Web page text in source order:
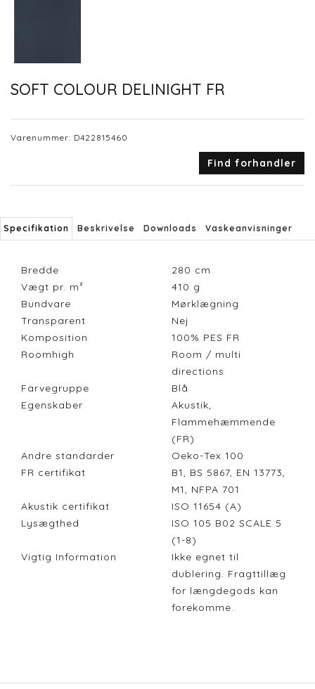
SOFT COLOUR DELINIGHT FR
Varenummer: D422815460
Find forhandler
Specifikation Beskrivelse Downloads Vaskeanvisninger
Bredde 280 cm
Vægt pr. m²
410 g
Bundvare
Mørklægning
Transparent
Nej
Komposition
100% PES FR
Roomhigh
Room / multi
directions
Farvegruppe
Blå
Egenskaber
Akustik,
Flammehæmmende
(FR)
Andre standarder
Oeko-Tex 100
FR certifikat
B1, BS 5867, EN 13773,
M1, NFPA 701
Akustik certifikat
ISO 11654 (A)
Lysægthed
ISO 105 B02 SCALE 5
(1-8)
Vigtig Information
Ikke egnet til
dublering. Fragttillæg
for længdegods kan
forekomme.